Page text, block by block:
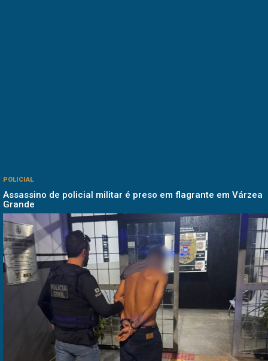
POLICIAL
Assassino de policial militar é preso em flagrante em Várzea
Grande